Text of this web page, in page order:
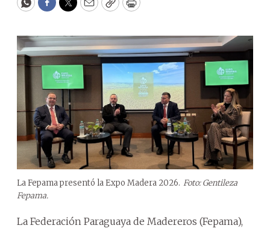
WhatsApp
Facebook
Twitter
EmailCopyPrint
La Fepama presentó la Expo Madera 2026. Foto: Gentileza
Fepama.
La Federación Paraguaya de Madereros (Fepama),